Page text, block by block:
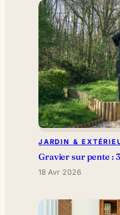
JARDIN &
Gravier sur pente :
18 Avr 2026